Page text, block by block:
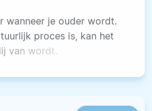
wanneer je ouder wordt.
proces is, kan het
van wordt.